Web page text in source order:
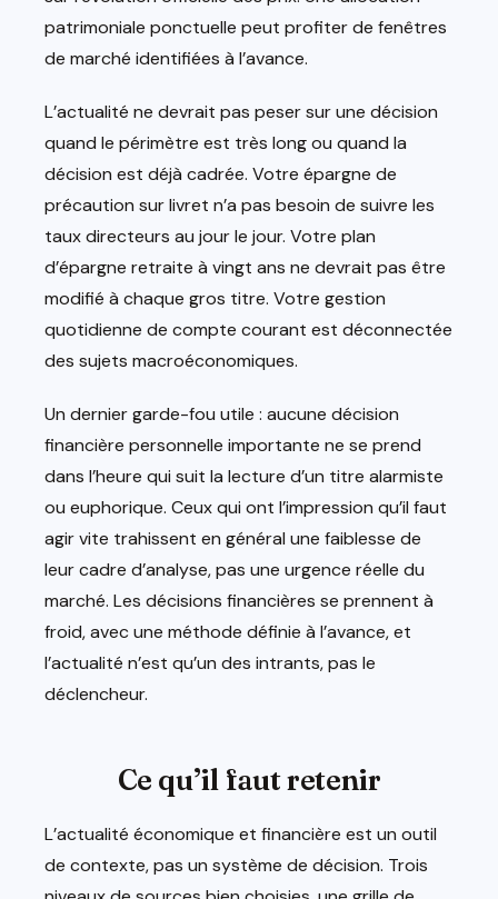
patrimoniale ponctuelle peut profiter de fenêtres
de marché identifiées à l’avance.
L’actualité ne devrait pas peser sur une décision
quand le périmètre est très long ou quand la
décision est déjà cadrée. Votre épargne de
précaution sur livret n’a pas besoin de suivre les
taux directeurs au jour le jour. Votre plan
d’épargne retraite à vingt ans ne devrait pas être
modifié à chaque gros titre. Votre gestion
quotidienne de compte courant est déconnectée
des sujets macroéconomiques.
Un dernier garde-fou utile : aucune décision
financière personnelle importante ne se prend
dans l’heure qui suit la lecture d’un titre alarmiste
ou euphorique. Ceux qui ont l’impression qu’il faut
agir vite trahissent en général une faiblesse de
leur cadre d’analyse, pas une urgence réelle du
marché. Les décisions financières se prennent à
froid, avec une méthode définie à l’avance, et
l’actualité n’est qu’un des intrants, pas le
déclencheur.
Ce qu’il faut retenir
L’actualité économique et financière est un outil
de contexte, pas un système de décision. Trois